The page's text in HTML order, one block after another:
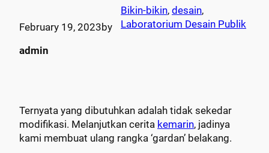
February 19, 2023by
admin
Bikin-bikin, desain
Laboratorium Desain Publik
Ternyata yang dibutuhkan adalah tidak sekedar
modifikasi. Melanjutkan cerita kemarin, jadinya
kami membuat ulang rangka ‘gardan’ belakang.